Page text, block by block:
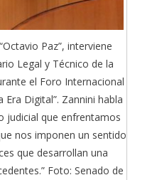
Paz”, interviene
Legal y Técnico de la
el Foro Internacional
Digital”. Zannini habla
judicial que enfrentamos
nos imponen un sentido
que desarrollan una
Foto: Senado de